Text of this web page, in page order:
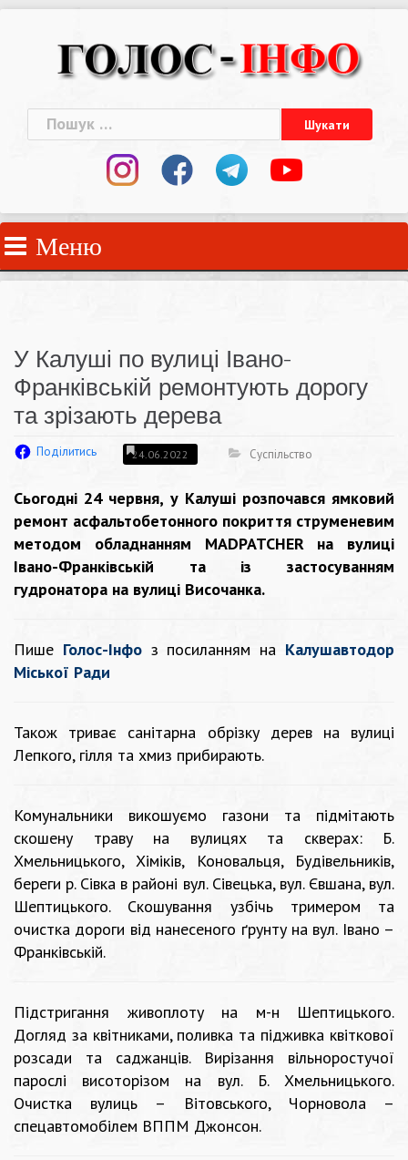
Пошук:
Меню
У Калуші по вулиці Івано-
Франківській ремонтують дорогу
та зрізають дерева
Поділитись 24.06.2022 Суспільство
Сьогодні 24 червня, у Калуші розпочався ямковий
ремонт асфальтобетонного покриття струменевим
методом обладнанням MADPATCHER на вулиці
Івано-Франківській та із застосуванням
гудронатора на вулиці Височанка.
Пише Голос-Інфоз посиланням на Калушавтодор
Міської Ради
Також триває санітарна обрізку дерев на вулиці
Лепкого, гілля та хмиз прибирають.
Комунальники викошуємо газони та підмітають
скошену траву на вулицях та скверах: Б.
Хмельницького, Хіміків, Коновальця, Будівельників,
береги р. Сівка в районі вул. Сівецька, вул. Євшана, вул.
Шептицького. Скошування узбічь тримером та
очистка дороги від нанесеного ґрунту на вул. Івано –
Франківській.
Підстригання живоплоту на м-н Шептицького.
Догляд за квітниками, поливка та підживка квіткової
розсади та саджанців. Вирізання вільноростучої
парослі висоторізом на вул. Б. Хмельницького.
Очистка вулиць – Вітовського, Чорновола –
спецавтомобілем ВППМ Джонсон.